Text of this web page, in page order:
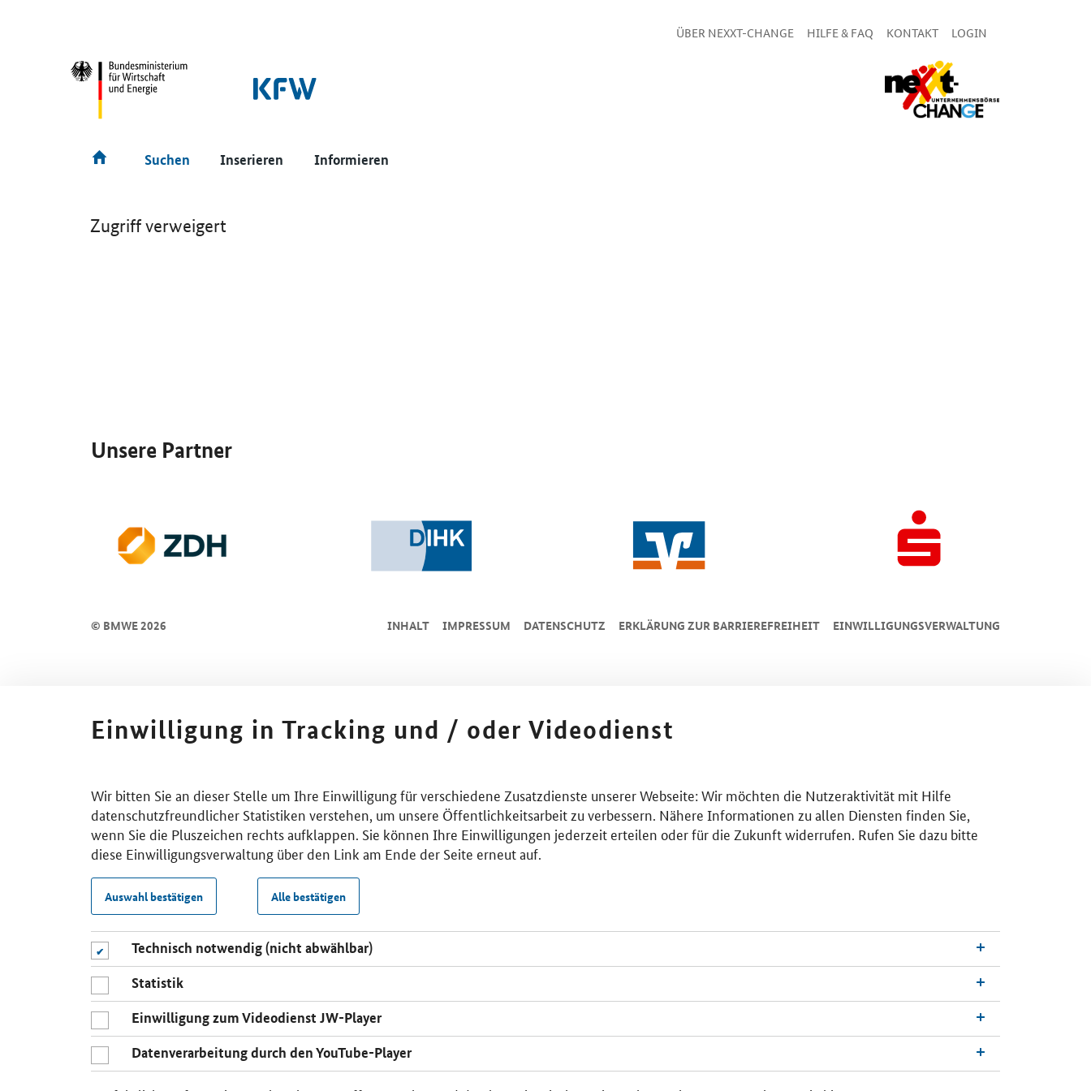
ÜBER NEXXT-CHANGE HILFE & FAQ KONTAKT LOGIN
Suchen Inserieren Informieren
Zugriff verweigert
Unsere Partner
© BMWE 2026 INHALT IMPRESSUM DA­TEN­SCHUTZ ERKLÄRUNG ZUR BARRIEREFREIHEIT EINWILLIGUNGSVERWALTUNG
Einwilligung in Tracking und / oder Videodienst
Wir bitten Sie an dieser Stelle um Ihre Einwilligung für verschiedene Zusatzdienste unserer Webseite: Wir möchten die Nutzeraktivität mit Hilfe
datenschutzfreundlicher Statistiken verstehen, um unsere Öffentlichkeitsarbeit zu verbessern. Nähere Informationen zu allen Diensten finden Sie,
wenn Sie die Pluszeichen rechts aufklappen. Sie können Ihre Einwilligungen jederzeit erteilen oder für die Zukunft widerrufen. Rufen Sie dazu bitte
diese Einwilligungsverwaltung über den Link am Ende der Seite erneut auf.
Auswahl bestätigen Alle bestätigen
Technisch notwendig (nicht abwählbar)
Statistik
Einwilligung zum Videodienst JW-Player
Datenverarbeitung durch den YouTube-Player